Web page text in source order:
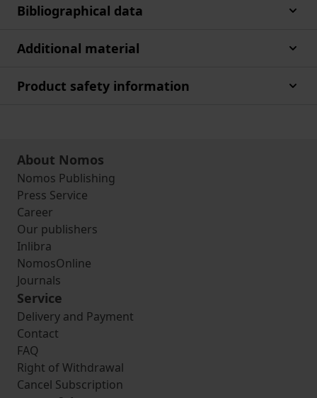
Bibliographical data
Additional material
Product safety information
About Nomos
Nomos Publishing
Press Service
Career
Our publishers
Inlibra
NomosOnline
Journals
Service
Delivery and Payment
Contact
FAQ
Right of Withdrawal
Cancel Subscription